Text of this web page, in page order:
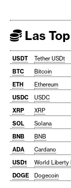
Las
USDT Tether USDt
BTC
Bitcoin
ETH
Ethereum
USDC
USDC
XRP
XRP
SOL
Solana
BNB
BNB
ADA
Cardano
USD1
World Liberty
DOGE
Dogecoin